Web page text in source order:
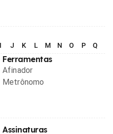
I J K L M N O P Q
Ferramentas
Afinador
Metrônomo
Assinaturas